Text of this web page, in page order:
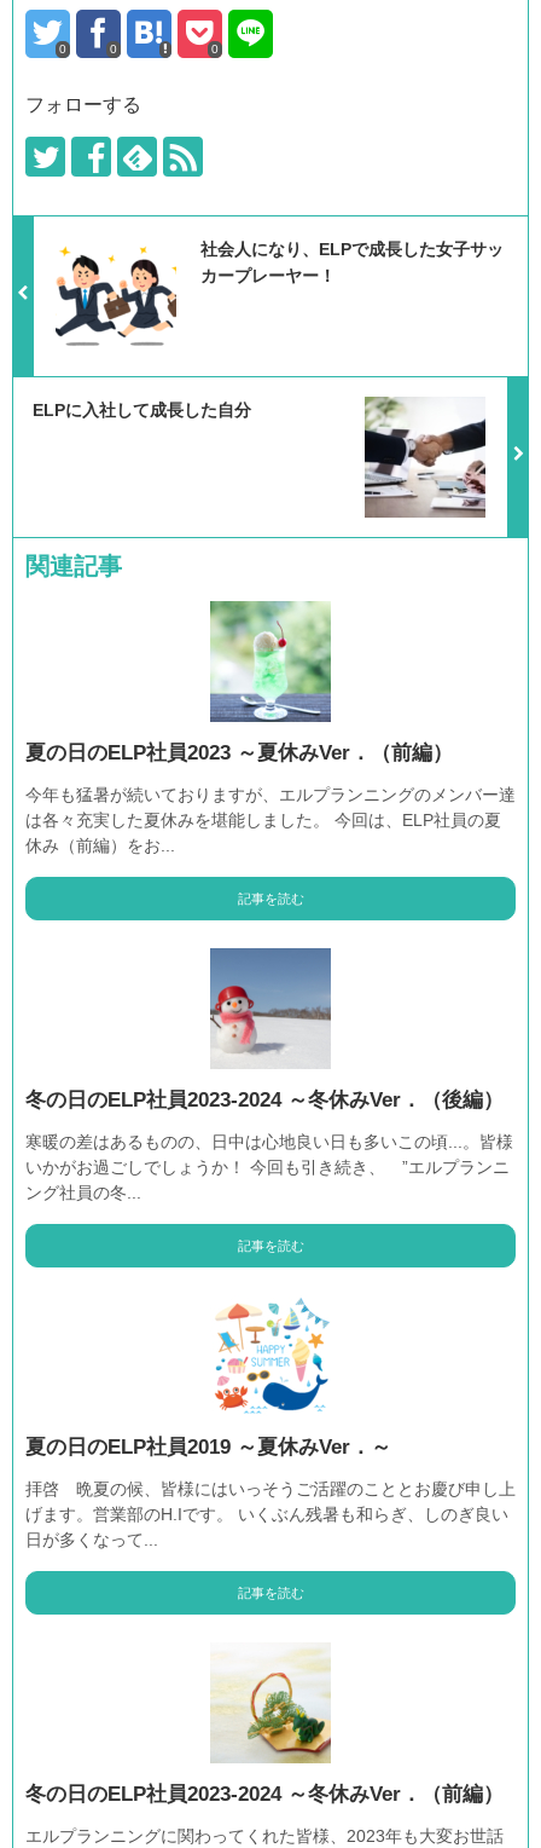
0 0 0
フォローする
社会人になり、ELPで成長した女子サッ
カープレーヤー！
ELPに入社して成長した自分
関連記事
夏の日のELP社員2023 ～夏休みVer．（前編）
今年も猛暑が続いておりますが、エルプランニングのメンバー達
は各々充実した夏休みを堪能しました。 今回は、ELP社員の夏
休み（前編）をお...
記事を読む
冬の日のELP社員2023-2024 ～冬休みVer．（後編）
寒暖の差はあるものの、日中は心地良い日も多いこの頃...。皆様
いかがお過ごしでしょうか！ 今回も引き続き、 ”エルプランニ
ング社員の冬...
記事を読む
夏の日のELP社員2019 ～夏休みVer．～
拝啓 晩夏の候、皆様にはいっそうご活躍のこととお慶び申し上
げます。営業部のH.Iです。 いくぶん残暑も和らぎ、しのぎ良い
日が多くなって...
記事を読む
冬の日のELP社員2023-2024 ～冬休みVer．（前編）
エルプランニングに関わってくれた皆様、2023年も大変お世話